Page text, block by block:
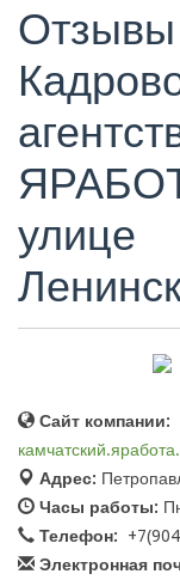
Красота Здоровье
Отзывы
улице
Сайт компании:
Адрес:
Часы работы:
Телефон:
Электронная